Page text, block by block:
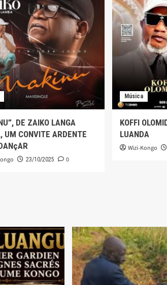
DE ZAIKO LANGA
UM CONVITE ARDENTE
23/10/2025 0
Música
KOFFI
LUANDA
Wizi-Kongo